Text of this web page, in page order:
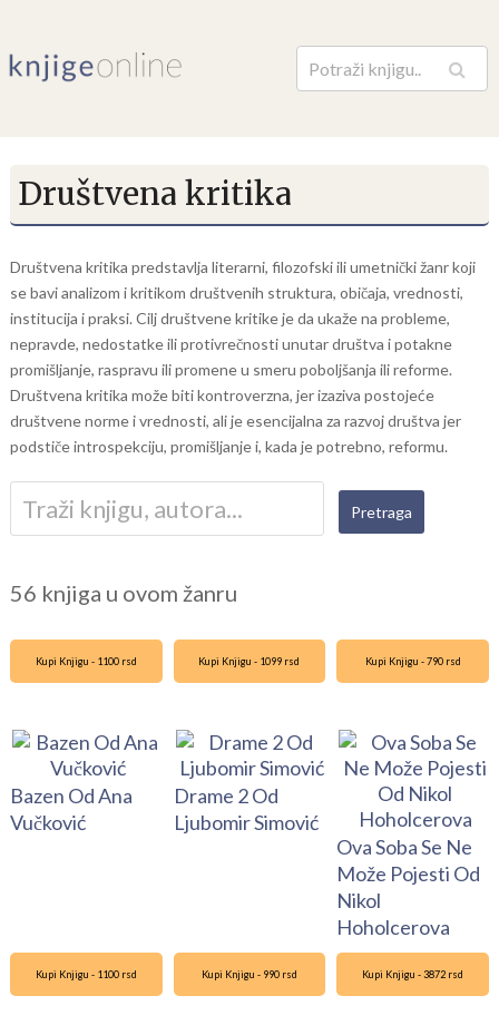
Pretraga
Društvena kritika
Društvena kritika predstavlja literarni, filozofski ili umetnički žanr koji
se bavi analizom i kritikom društvenih struktura, običaja, vrednosti,
institucija i praksi. Cilj društvene kritike je da ukaže na probleme,
nepravde, nedostatke ili protivrečnosti unutar društva i potakne
promišljanje, raspravu ili promene u smeru poboljšanja ili reforme.
Društvena kritika može biti kontroverzna, jer izaziva postojeće
društvene norme i vrednosti, ali je esencijalna za razvoj društva jer
podstiče introspekciju, promišljanje i, kada je potrebno, reformu.
56 knjiga u ovom žanru
Kupi Knjigu - 1100 rsd
Bazen Od Ana
Vučković
Kupi Knjigu - 1099 rsd
Drame 2 Od
Ljubomir Simović
Kupi Knjigu - 790 rsd
Ova Soba Se Ne
Može Pojesti Od
Nikol
Hoholcerova
Kupi Knjigu - 1100 rsd Kupi Knjigu - 990 rsd Kupi Knjigu - 3872 rsd